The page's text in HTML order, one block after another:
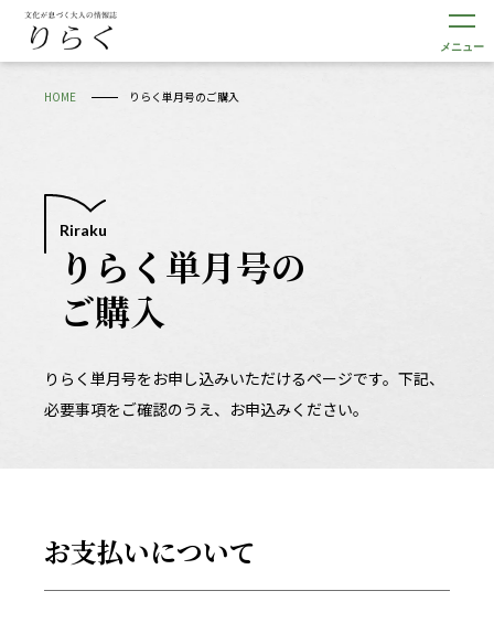
メニュー
HOME りらく単月号のご購入
Riraku
りらく単月号の
ご購入
りらく単月号をお申し込みいただけるページです。下記、
必要事項をご確認のうえ、お申込みください。
お支払いについて